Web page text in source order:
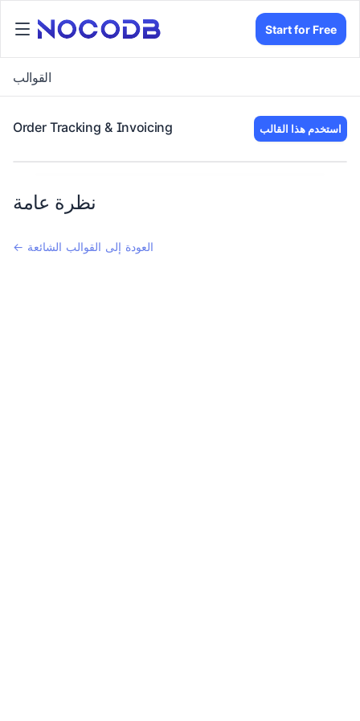
Start for Free
القوالب
Order Tracking & Invoicing استخدم هذا القالب
نظرة عامة
← العودة إلى القوالب الشائعة